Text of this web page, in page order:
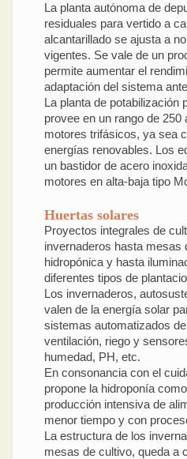
La planta autónoma de
residuales para vertido a
alcantarillado se ajusta a
vigentes. Se vale de un
permite aumentar el
adaptación del sistema
La planta de potabilización
provee en un rango de
motores trifásicos, ya sea
energías renovables. Los
un bastidor de acero
motores en alta-baja tipo
Huertas solares
Proyectos integrales de
invernaderos hasta mesas
hidropónica y hasta
diferentes tipos de
Los invernaderos,
valen de la energía solar
sistemas automatizados
ventilación, riego y
humedad, PH, etc.
En consonancia con el
propone la hidroponía
producción intensiva de
menor tiempo y con
La estructura de los
mesas de cultivo, queda a